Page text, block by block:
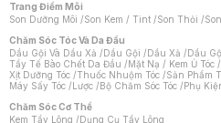
Trang Điểm Môi
Son Dưỡng Môi /Son Kem / Tint /Son Thỏi /
Chăm Sóc Tóc Và Da Đầu
Dầu Gội Và Dầu Xả /Dầu Gội /Dầu Xả /Dầu
Tẩy Tế Bào Chết Da Đầu /Mặt Nạ / Kem Ủ Tóc /
Xịt Dưỡng Tóc /Thuốc Nhuộm Tóc /Sản Phẩm
Máy Sấy Tóc /Lược /Bộ Chăm Sóc Tóc /Phụ
Chăm Sóc Cơ Thể
Kem Tẩy Lông /Dụng Cụ Tẩy Lông